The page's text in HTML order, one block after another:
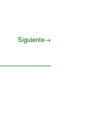
Siguiente→